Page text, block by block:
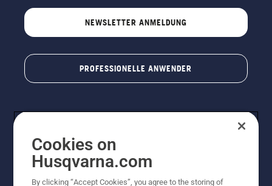
NEWSLETTER ANMELDUNG
PROFESSIONELLE ANWENDER
Cookies on
Husqvarna.com
By clicking “Accept Cookies”, you agree to the storing of